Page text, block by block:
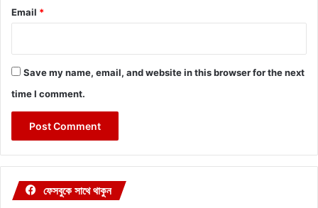
Email *
Save my name, email, and website in this browser for the next
time I comment.
ফেসবুকে সাথে থাকুন